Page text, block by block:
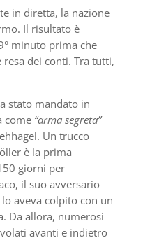
in diretta, la nazione
Il risultato è
minuto prima che
resa dei conti. Tra tutti,
stato mandato in
come “arma segreta”
Un trucco
è la prima
giorni per
il suo avversario
aveva colpito con un
Da allora, numerosi
avanti e indietro